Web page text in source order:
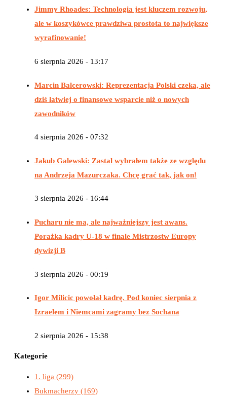
Jimmy Rhoades: Technologia jest kluczem rozwoju,
ale w koszykówce prawdziwa prostota to największe
wyrafinowanie!
6 sierpnia 2026 - 13:17
Marcin Balcerowski: Reprezentacja Polski czeka, ale
dziś łatwiej o finansowe wsparcie niż o nowych
zawodników
4 sierpnia 2026 - 07:32
Jakub Galewski: Zastal wybrałem także ze względu
na Andrzeja Mazurczaka. Chcę grać tak, jak on!
3 sierpnia 2026 - 16:44
Pucharu nie ma, ale najważniejszy jest awans.
Porażka kadry U-18 w finale Mistrzostw Europy
dywizji B
3 sierpnia 2026 - 00:19
Igor Milicic powołał kadrę. Pod koniec sierpnia z
Izraelem i Niemcami zagramy bez Sochana
2 sierpnia 2026 - 15:38
Kategorie
1. liga (299)
Bukmacherzy (169)